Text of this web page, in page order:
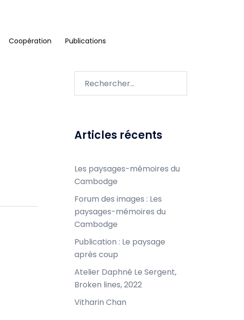
Coopération Publications
Articles récents
Les paysages-mémoires du
Cambodge
Forum des images : Les
paysages-mémoires du
Cambodge
Publication : Le paysage
après coup
Atelier Daphné Le Sergent,
Broken lines, 2022
Vitharin Chan